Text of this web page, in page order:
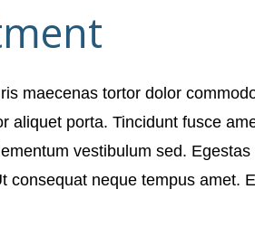
maecenas tortor dolor
porta. Tincidunt fusce
vestibulum sed.
neque tempus amet.